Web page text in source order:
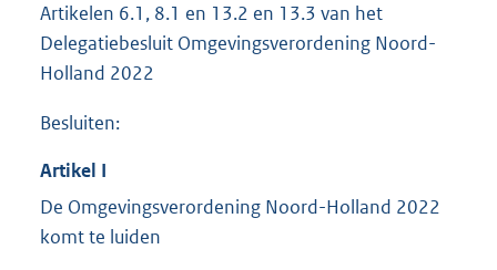
Artikelen 6.1, 8.1 en 13.2 en 13.3 van het
Delegatiebesluit Omgevingsverordening Noord-
Holland 2022
Besluiten:
Artikel I
De Omgevingsverordening Noord-Holland 2022
komt te luiden